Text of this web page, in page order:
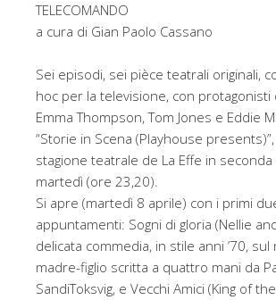
TELECOMANDO
a cura di Gian Paolo Cassano
Sei episodi, sei pièce teatrali originali,
hoc per la televisione, con protagonisti
Emma Thompson, Tom Jones e Eddie
“Storie in Scena (Playhouse
stagione teatrale de La Effe in seconda
martedì (ore 23,20).
Si apre (martedì 8 aprile) con i primi
appuntamenti: Sogni di gloria (Nellie
delicata commedia, in stile anni ’70,
madre-figlio scritta a quattro mani da
SandiToksvig, e Vecchi Amici (King of